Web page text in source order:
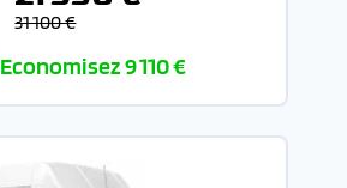
31 100 €
Economisez9 110 €